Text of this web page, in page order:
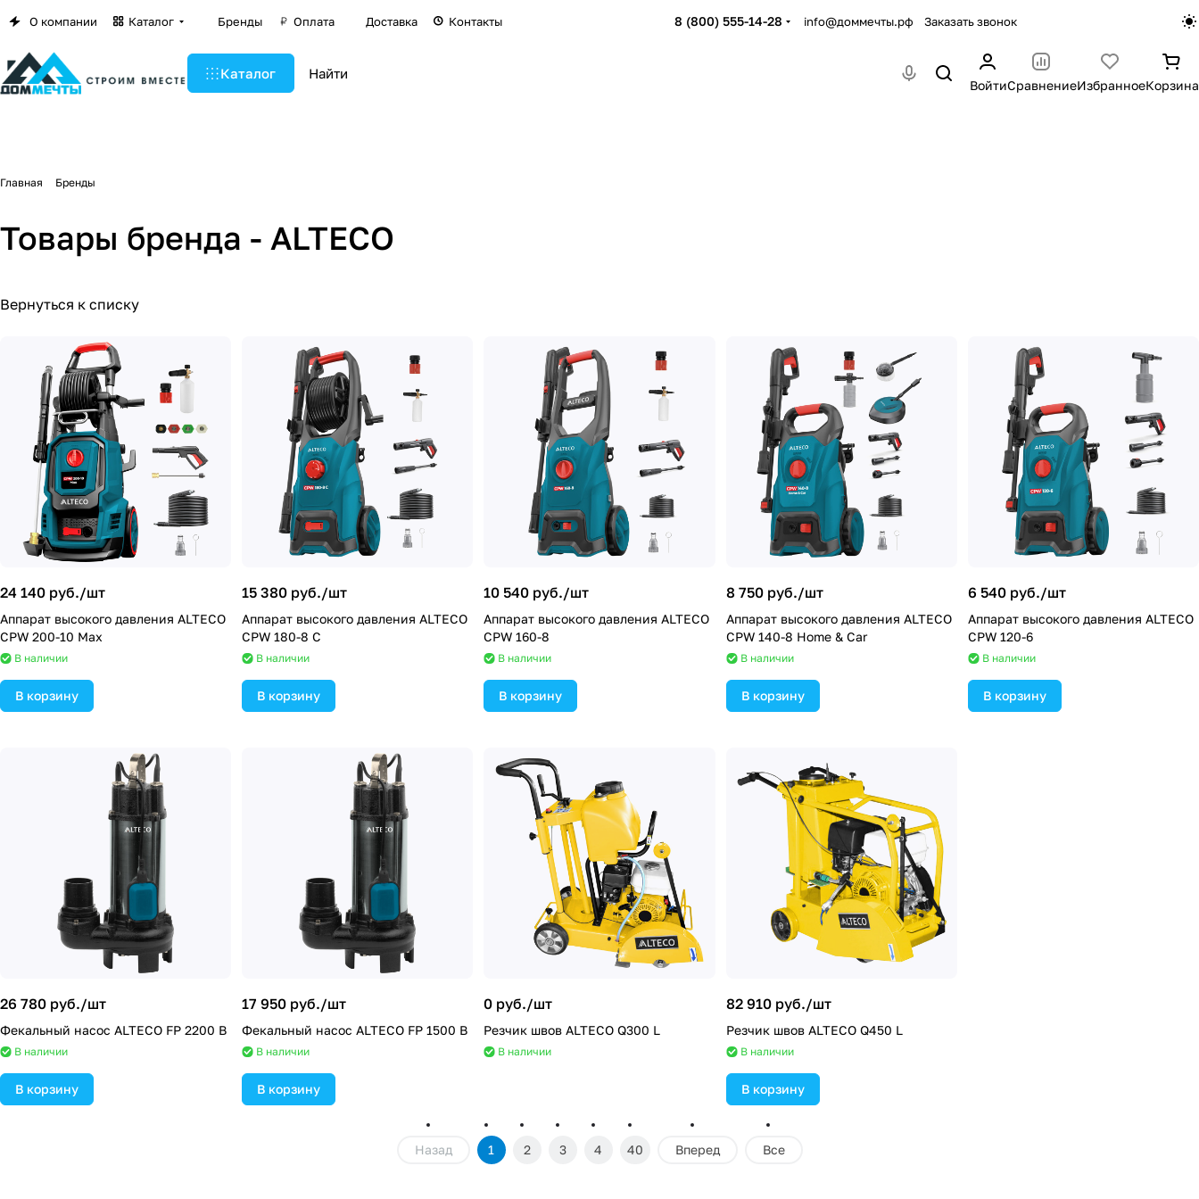
О компании Каталог Бренды Оплата Доставка Контакты 8 (800) 555-14-28 info@доммечты.рф Заказать звонок
Каталог
ВойтиСравнениеИзбранноеКорзина
Главная Бренды
Товары бренда - ALTECO
Вернуться к списку
24 140 руб./шт
Аппарат высокого давления ALTECO
CPW 200-10 Max
В наличии
В корзину
15 380 руб./шт
Аппарат высокого давления ALTECO
CPW 180-8 C
В наличии
В корзину
10 540 руб./шт
Аппарат высокого давления ALTECO
CPW 160-8
В наличии
В корзину
8 750 руб./шт
Аппарат высокого давления ALTECO
CPW 140-8 Home & Car
В наличии
В корзину
6 540 руб./шт
Аппарат высокого давления ALTECO
CPW 120-6
В наличии
В корзину
26 780 руб./шт
Фекальный насос ALTECO FP 2200 B
В наличии
В корзину
17 950 руб./шт
Фекальный насос ALTECO FP 1500 B
В наличии
В корзину
0 руб./шт
Резчик швов ALTECO Q300 L
В наличии
82 910 руб./шт
Резчик швов ALTECO Q450 L
В наличии
В корзину
Назад 1 2 3 4 40 Вперед Все